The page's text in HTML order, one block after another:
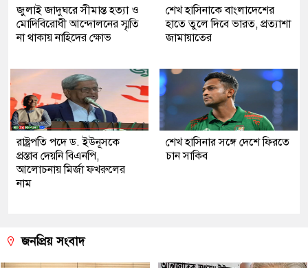
জুলাই জাদুঘরে সীমান্ত হত্যা ও
মোদিবিরোধী আন্দোলনের স্মৃতি
না থাকায় নাহিদের ক্ষোভ
শেখ হাসিনাকে বাংলাদেশের
হাতে তুলে দিবে ভারত, প্রত্যাশা
জামায়াতের
রাষ্ট্রপতি পদে ড. ইউনূসকে
প্রস্তাব দেয়নি বিএনপি,
আলোচনায় মির্জা ফখরুলের
নাম
শেখ হাসিনার সঙ্গে দেশে ফিরতে
চান সাকিব
জনপ্রিয় সংবাদ